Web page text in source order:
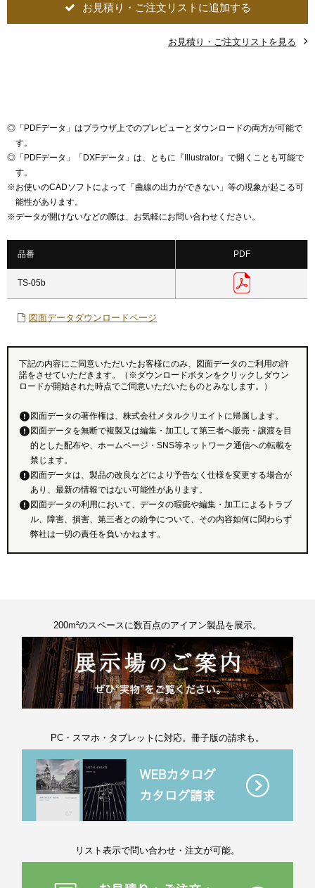
お見積り・ご注文リストに追加する
お見積り・ご注文リストを見る
◎ 「PDFデータ」はブラウザ上でのプレビューとダウンロードの両方が可能で
す。
◎ 「PDFデータ」「DXFデータ」は、ともに『Illustrator』で開くことも可能で
す。
※お使いのCADソフトによって「曲線の出力ができない」等の現象が起こる可
能性があります。
※データが開けないなどの際は、お気軽にお問い合わせください。
品番 PDF
TS-05b
図面データダウンロードページ
下記の内容にご同意いただいたお客様にのみ、図面データのご利用の許
諾をさせていただきます。（※ダウンロードボタンをクリックしダウン
ロードが開始された時点でご同意いただいたものとみなします。）
図面データの著作権は、株式会社メタルクリエイトに帰属します。
図面データを無断で複製又は編集・加工して第三者へ販売・譲渡を目
的とした配布や、ホームページ・SNS等ネットワーク通信への転載を
禁じます。
図面データは、製品の改良などにより予告なく仕様を変更する場合が
あり、最新の情報ではない可能性があります。
図面データの利用において、データの瑕疵や編集・加工によるトラブ
ル、障害、損害、第三者との紛争について、その内容如何に関わらず
弊社は一切の責任を負いかねます。
200m²のスペースに数百点のアイアン製品を展示。
PC・スマホ・タブレットに対応。冊子版の請求も。
リスト表示で問い合わせ・注文が可能。